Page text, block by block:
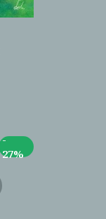
-
27%